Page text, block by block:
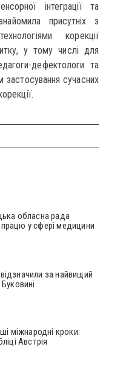
інтеграції та
присутніх з
корекції
у тому числі для
дефектологи та
застосування сучасних
обласна рада
у сфері медицини
за найвищий
міжнародні кроки:
Австрія